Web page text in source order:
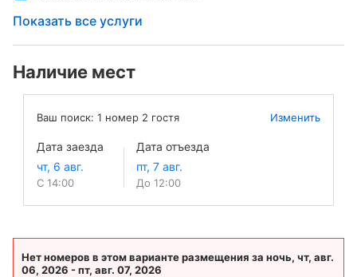
Показать все услуги
Наличие мест
Ваш поиск: 1 номер 2 гостя Изменить
Дата заезда
С 14:00
Дата отъезда
До 12:00
Нет номеров в этом варианте размещения за ночь, чт, авг.
06, 2026 - пт, авг. 07, 2026